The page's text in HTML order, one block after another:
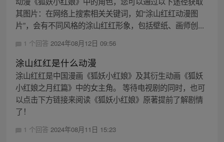
其图片：在网络上搜索相关关键词，如“涂山红红动漫图
片”，会有不同风格的涂山红红形象，包括壁纸、画师创...
1 个回答 2024年08月12日 09:56
涂山红红是什么动漫
涂山红红是中国漫画《狐妖小红娘》及其衍生动画《狐妖
小红娘之月红篇》中的女主角。 等待电视剧的同时，也可
以点击下方链接来阅读《狐妖小红娘》原著提前了解剧情
了！
1 个回答 2024年08月11日 15:23